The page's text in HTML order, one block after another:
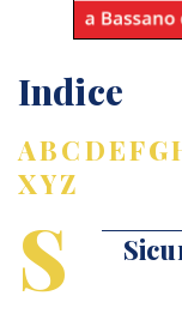
Indice
ABCDEFG
XYZ
S